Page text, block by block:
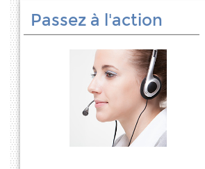
Passez à l'action